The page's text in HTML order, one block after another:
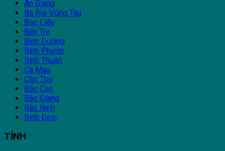
An Giang
Bà Rịa-Vũng Tàu
Bạc Liêu
Bến Tre
Bình Dương
Bình Phước
Bình Thuận
Cà Mau
Cần Thơ
Bắc Cạn
Bắc Giang
Bắc Ninh
Bình Định
TỈNH